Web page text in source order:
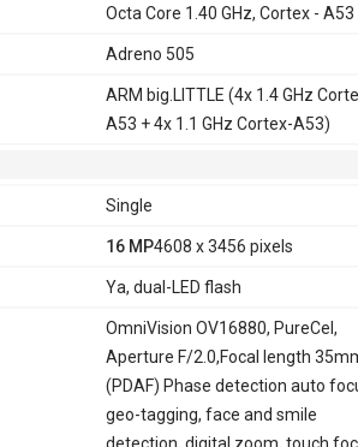
Octa Core 1.40 GHz, Cortex - A53
Adreno 505
ARM big.LITTLE (4x 1.4 GHz
A53 + 4x 1.1 GHz Cortex-A53)
Single
16 MP4608 x 3456 pixels
Ya, dual-LED flash
OmniVision OV16880, PureCel,
Aperture F/2.0,Focal length
(PDAF) Phase detection auto
geo-tagging, face and smile
detection, digital zoom, touch